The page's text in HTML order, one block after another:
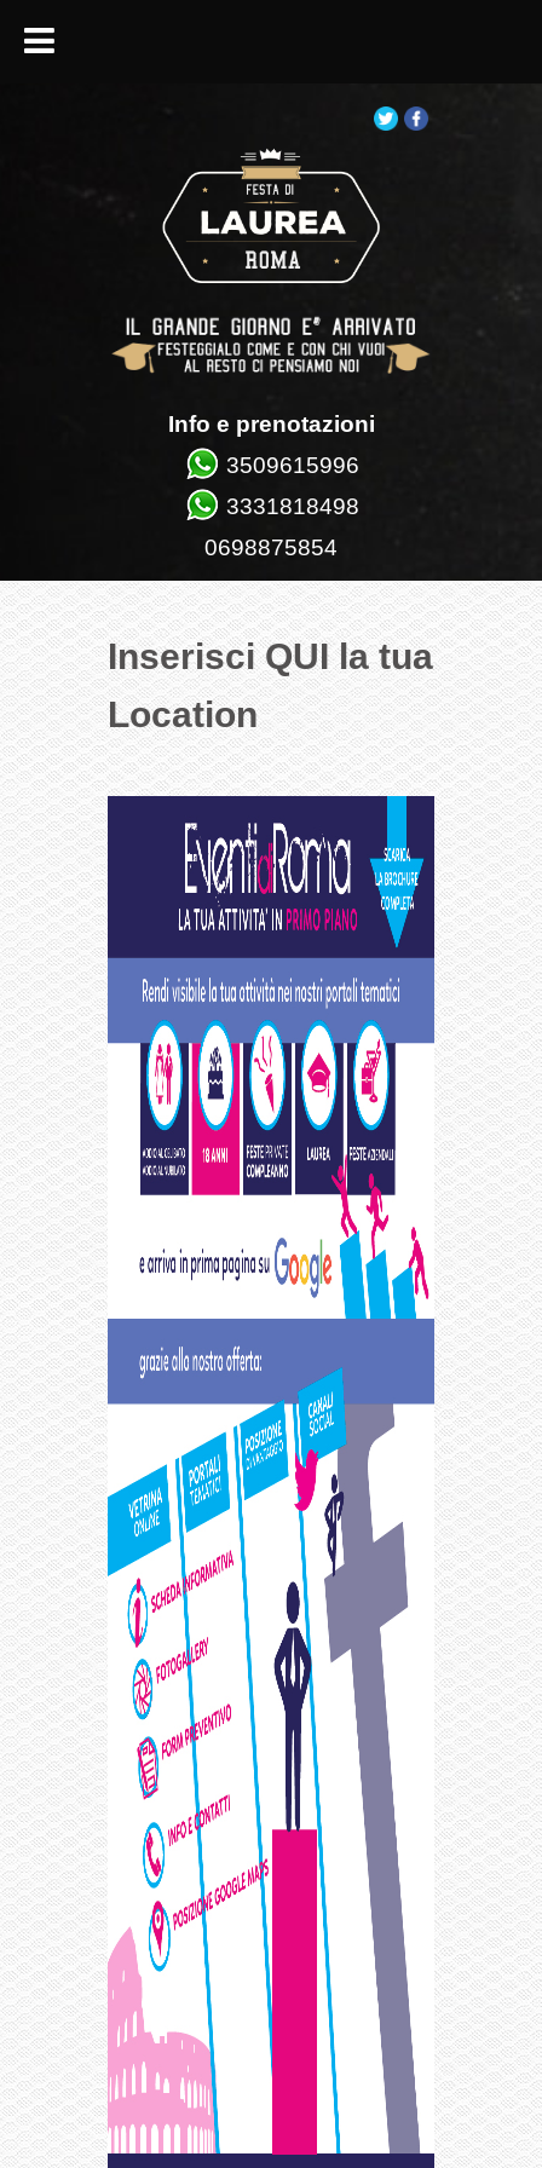
Info e prenotazioni
3509615996
3331818498
0698875854
Inserisci QUI la tua
Location